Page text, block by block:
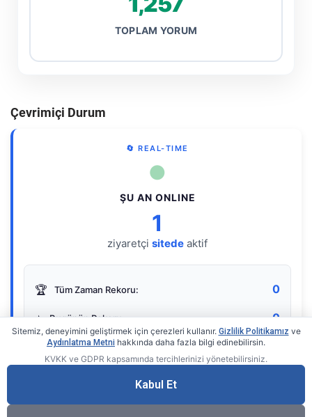
TOPLAM YORUM
Çevrimiçi Durum
🔄 REAL-TIME
●
ŞU AN ONLINE
1
ziyaretçi sitede aktif
🏆 Tüm Zaman Rekoru: 0
⭐ Bugünün Rekoru: 0
Gerçek zamanlı sayaç
Sitemiz, deneyimini geliştirmek için çerezleri kullanır. Gizlilik Politikamız ve
Aydınlatma Metni hakkında daha fazla bilgi edinebilirsin.
KVKK ve GDPR kapsamında tercihlerinizi yönetebilirsiniz.
Kabul Et